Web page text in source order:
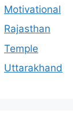
Motivational
Rajasthan
Temple
Uttarakhand